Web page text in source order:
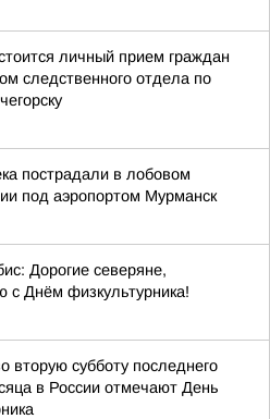
личный прием граждан
следственного отдела по
пострадали в лобовом
под аэропортом Мурманск
Дорогие северяне,
с Днём физкультурника!
вторую субботу последнего
в России отмечают День